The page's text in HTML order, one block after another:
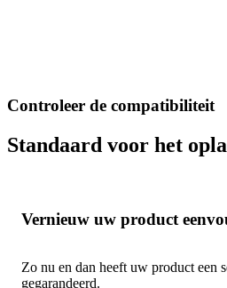
Controleer de compatibiliteit
Standaard voor het
Vernieuw uw product
Zo nu en dan heeft uw product een
gegarandeerd.